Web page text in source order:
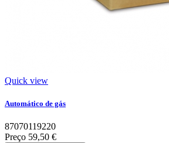
Quick view
Automático de gás
87070119220
Preço 59,50 €